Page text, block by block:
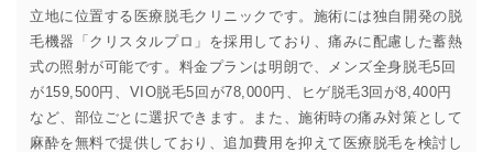
立地に位置する医療脱毛クリニックです。施術には独自開発の脱
毛機器「クリスタルプロ」を採用しており、痛みに配慮した蓄熱
式の照射が可能です。料金プランは明朗で、メンズ全身脱毛5回
が159,500円、VIO脱毛5回が78,000円、ヒゲ脱毛3回が8,400円
など、部位ごとに選択できます。また、施術時の痛み対策として
麻酔を無料で提供しており、追加費用を抑えて医療脱毛を検討し